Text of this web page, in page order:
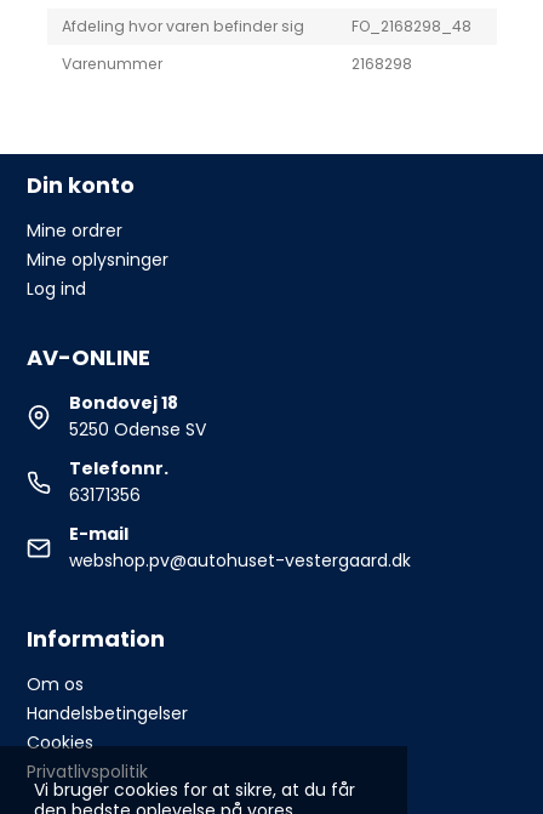
Vi bruger cookies for at sikre, at du får
Afdeling hvor varen befinder sig
FO_2168298_48
Varenummer
2168298
Din konto
Mine ordrer
Mine oplysninger
Log ind
AV-ONLINE
Bondovej 18
5250 Odense SV
Telefonnr.
63171356
E-mail
webshop.pv@autohuset-vestergaard.dk
Information
Om os
Handelsbetingelser
Cookies
Privatlivspolitik